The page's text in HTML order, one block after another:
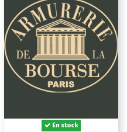
En stock